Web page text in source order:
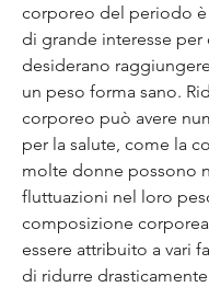
corporeo del periodo
di grande interesse per
desiderano
un peso forma sano.
corporeo può avere
per la salute, come la
molte donne possono
fluttuazioni nel loro
composizione
essere attribuito a vari
di ridurre